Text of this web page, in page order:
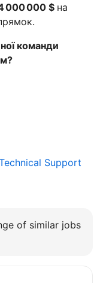
000 000 $ на
команди
Support
of similar jobs